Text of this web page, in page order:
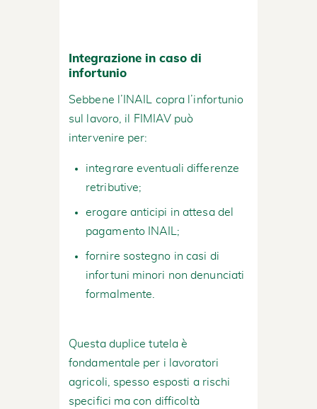
Integrazione in caso di
infortunio
Sebbene l’INAIL copra l’infortunio
sul lavoro, il FIMIAV può
intervenire per:
integrare eventuali differenze
retributive;
erogare anticipi in attesa del
pagamento INAIL;
fornire sostegno in casi di
infortuni minori non denunciati
formalmente.
Questa duplice tutela è
fondamentale per i lavoratori
agricoli, spesso esposti a rischi
specifici ma con difficoltà